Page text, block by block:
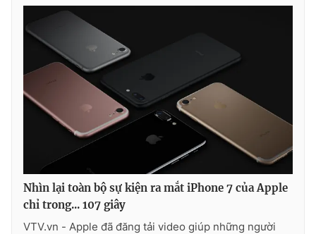
Nhìn lại toàn bộ sự kiện ra mắt iPhone 7 của Apple
chỉ trong... 107 giây
VTV.vn - Apple đã đăng tải video giúp những người